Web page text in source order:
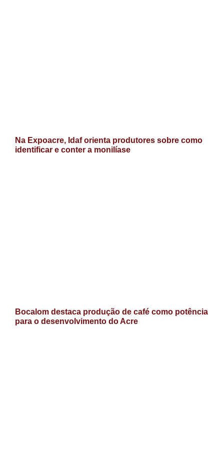
Na Expoacre, Idaf orienta produtores sobre como
identificar e conter a monilíase
Bocalom destaca produção de café como potência
para o desenvolvimento do Acre